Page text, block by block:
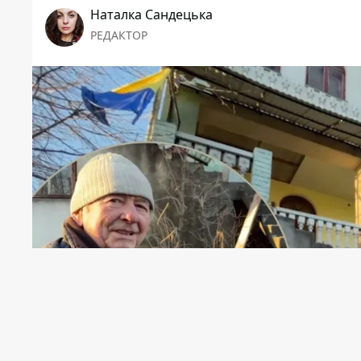
Наталка Сандецька
РЕДАКТОР